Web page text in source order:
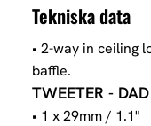
Tekniska data
• 2-way in ceiling
baffle.
TWEETER -
• 1 x 29mm / 1.1"